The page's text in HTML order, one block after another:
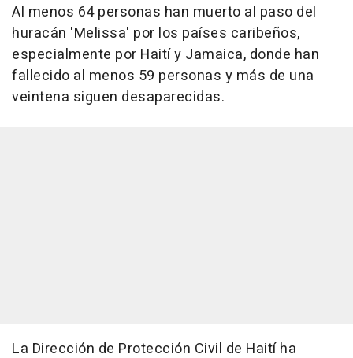
Al menos 64 personas han muerto al paso del
huracán 'Melissa' por los países caribeños,
especialmente por Haití y Jamaica, donde han
fallecido al menos 59 personas y más de una
veintena siguen desaparecidas.
La Dirección de Protección Civil de Haití ha